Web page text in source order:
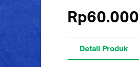
Rp60.000
Detail Produk